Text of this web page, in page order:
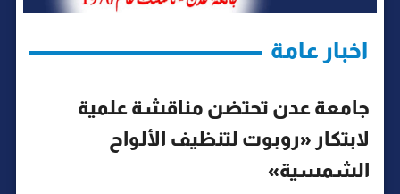
اخبار عامة
جامعة عدن تحتضن مناقشة علمية
لابتكار «روبوت لتنظيف الألواح
الشمسية»